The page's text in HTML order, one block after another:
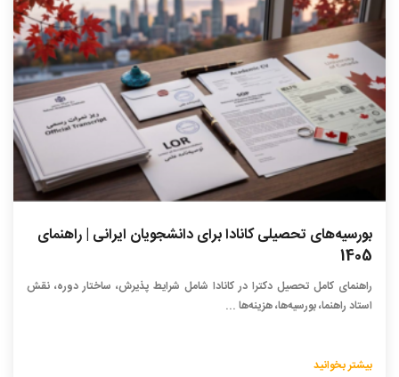
بورسیه‌های تحصیلی کانادا برای دانشجویان ایرانی | راهنمای
1405
راهنمای کامل تحصیل دکترا در کانادا شامل شرایط پذیرش، ساختار دوره، نقش
استاد راهنما، بورسیه‌ها، هزینه‌ها ...
بیشتر بخوانید